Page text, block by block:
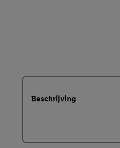
Beschrijving